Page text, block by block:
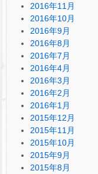
2016年11月
2016年10月
2016年9月
2016年8月
2016年7月
2016年4月
2016年3月
2016年2月
2016年1月
2015年12月
2015年11月
2015年10月
2015年9月
2015年8月